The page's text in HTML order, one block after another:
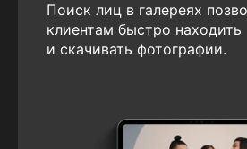
Поиск лиц в галереях
клиентам быстро находить
и скачивать фотографии.